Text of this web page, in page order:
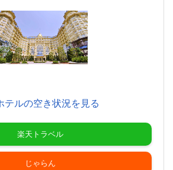
テルの空き状況を見る
楽天トラベル
じゃらん